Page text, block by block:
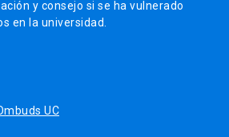
y consejo si se ha vulnerado
en la universidad.
UC